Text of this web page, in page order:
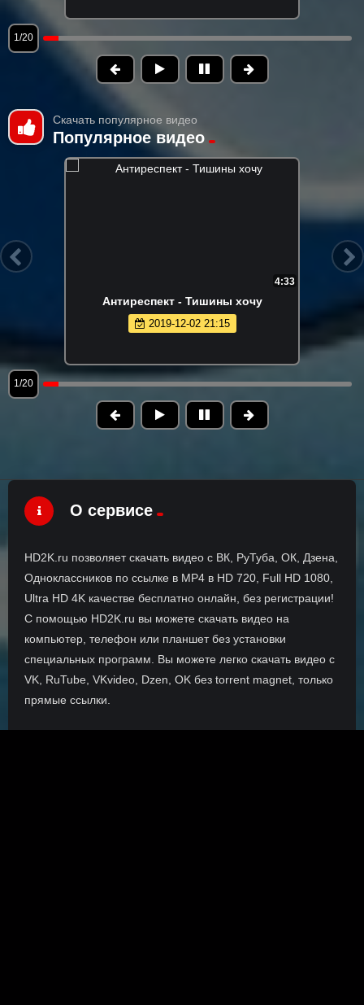
1/20
Скачать популярное видео
Популярное видео
4:33
Антиреспект - Тишины хочу
2019-12-02 21:15
1/20
О сервисе
HD2K.ru позволяет скачать видео с ВК, РуТуба, ОК, Дзена,
Одноклассников по ссылке в MP4 в HD 720, Full HD 1080,
Ultra HD 4K качестве бесплатно онлайн, без регистрации!
С помощью HD2K.ru вы можете скачать видео на
компьютер, телефон или планшет без установки
специальных программ. Вы можете легко скачать видео с
VK, RuTube, VKvideo, Dzen, OK без torrent magnet, только
прямые ссылки.